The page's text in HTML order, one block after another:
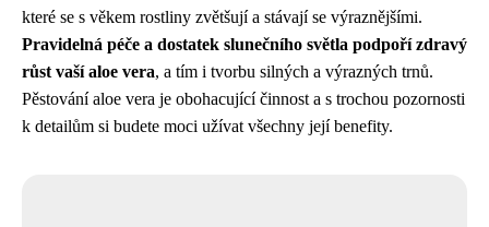
které se s věkem rostliny zvětšují a stávají se výraznějšími.
Pravidelná péče a dostatek slunečního světla podpoří zdravý
růst vaší aloe vera, a tím i tvorbu silných a výrazných trnů.
Pěstování aloe vera je obohacující činnost a s trochou pozornosti
k detailům si budete moci užívat všechny její benefity.